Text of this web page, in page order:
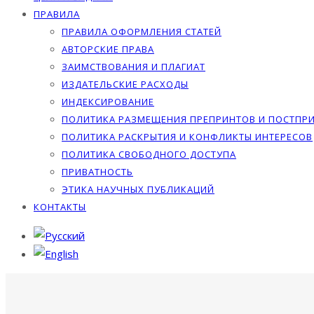
ПРАВИЛА
ПРАВИЛА ОФОРМЛЕНИЯ СТАТЕЙ
АВТОРСКИЕ ПРАВА
ЗАИМСТВОВАНИЯ И ПЛАГИАТ
ИЗДАТЕЛЬСКИЕ РАСХОДЫ
ИНДЕКСИРОВАНИЕ
ПОЛИТИКА РАЗМЕЩЕНИЯ ПРЕПРИНТОВ И
ПОЛИТИКА РАСКРЫТИЯ И КОНФЛИКТЫ ИНТЕРЕСОВ
ПОЛИТИКА СВОБОДНОГО ДОСТУПА
ПРИВАТНОСТЬ
ЭТИКА НАУЧНЫХ ПУБЛИКАЦИЙ
КОНТАКТЫ